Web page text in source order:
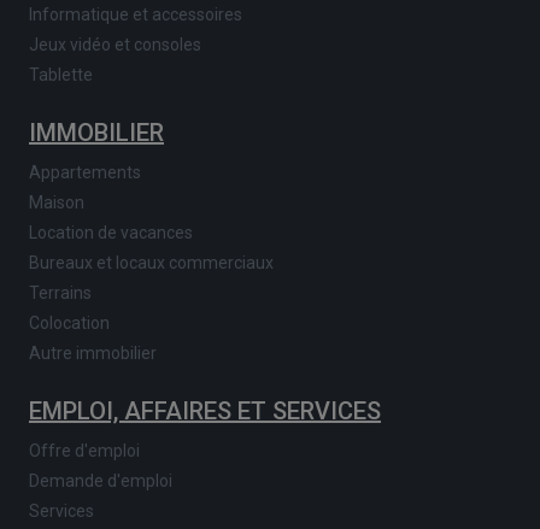
Informatique et accessoires
Jeux vidéo et consoles
Tablette
IMMOBILIER
Appartements
Maison
Location de vacances
Bureaux et locaux commerciaux
Terrains
Colocation
Autre immobilier
EMPLOI, AFFAIRES ET SERVICES
Offre d'emploi
Demande d'emploi
Services